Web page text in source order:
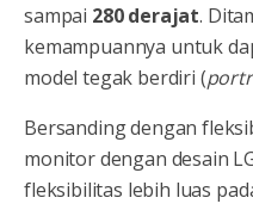
sampai 280 derajat.
kemampuannya untuk
model tegak berdiri (
Bersanding dengan
monitor dengan desain
fleksibilitas lebih luas